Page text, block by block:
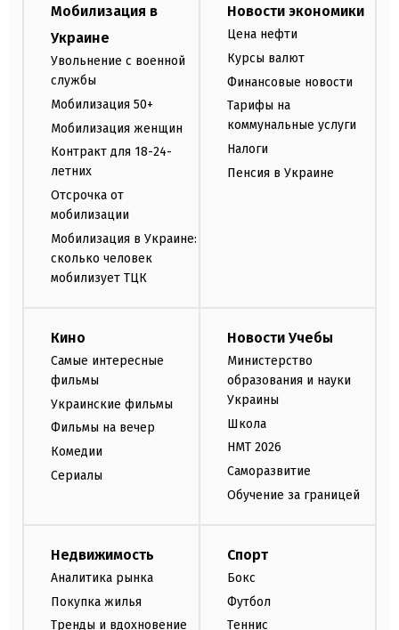
Мобилизация в
Украине
Увольнение с военной
службы
Мобилизация 50+
Мобилизация женщин
Контракт для 18-24-
летних
Отсрочка от
мобилизации
Мобилизация в Украине:
сколько человек
мобилизует ТЦК
Новости экономики
Цена нефти
Курсы валют
Финансовые новости
Тарифы на
коммунальные услуги
Налоги
Пенсия в Украине
Кино
Самые интересные
фильмы
Украинские фильмы
Фильмы на вечер
Комедии
Сериалы
Новости Учебы
Министерство
образования и науки
Украины
Школа
НМТ 2026
Саморазвитие
Обучение за границей
Недвижимость
Аналитика рынка
Покупка жилья
Тренды и вдохновение
Спорт
Бокс
Футбол
Теннис